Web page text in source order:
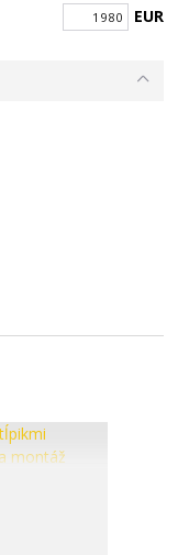
EUR